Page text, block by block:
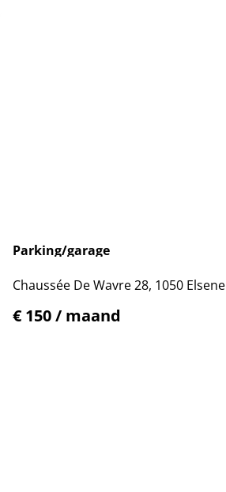
Parking/garage
Chaussée De Wavre 28, 1050 Elsene
€ 150 / maand